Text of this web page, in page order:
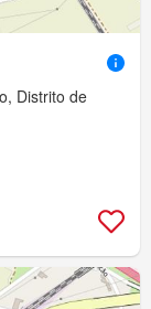
Distrito de